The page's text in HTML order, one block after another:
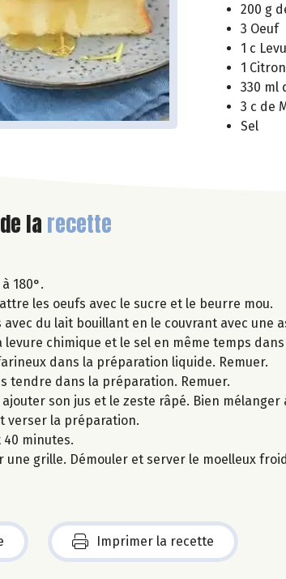
200 g
3 Oeuf
1 c
1 Citron
330 ml
3 c de
Sel
de la recette
180°.
les oeufs avec le sucre et le beurre mou.
avec du lait bouillant en le couvrant avec
levure chimique et le sel en même temps
dans la préparation liquide. Remuer.
tendre dans la préparation. Remuer.
son jus et le zeste râpé. Bien
verser la préparation.
minutes.
une grille. Démouler et server le moelleux
Imprimer la recette